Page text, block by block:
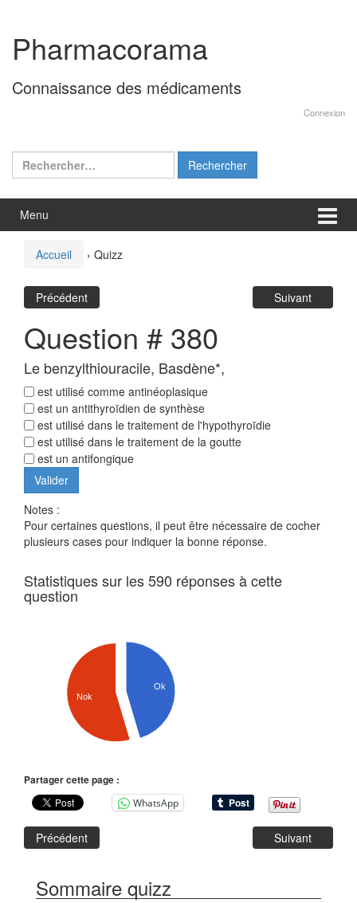
contenu
menu
principal
Pharmacorama
Connaissance des médicaments
Connexion
Rechercher :
Menu
Accueil › Quizz
Précédent Suivant
Question # 380
Le benzylthiouracile, Basdène*,
est utilisé comme antinéoplasique
est un antithyroïdien de synthèse
est utilisé dans le traitement de l'hypothyroïdie
est utilisé dans le traitement de la goutte
est un antifongique
Notes :
Pour certaines questions, il peut être nécessaire de cocher
plusieurs cases pour indiquer la bonne réponse.
Statistiques sur les 590 réponses à cette
question
Ok
Nok
Partager cette page :
WhatsApp
Précédent Suivant
Sommaire quizz